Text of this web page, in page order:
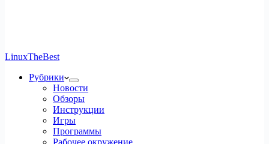
LinuxTheBest
Рубрики
Новости
Обзоры
Инструкции
Игры
Программы
Рабочее окружение